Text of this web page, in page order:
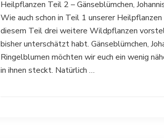
Heilpflanzen Teil 2 – Gänseblümchen,
Wie auch schon in Teil 1 unserer
diesem Teil drei weitere Wildpflanzen
bisher unterschätzt habt. Gänseblümchen,
Ringelblumen möchten wir euch ein wenig
in ihnen steckt. Natürlich …